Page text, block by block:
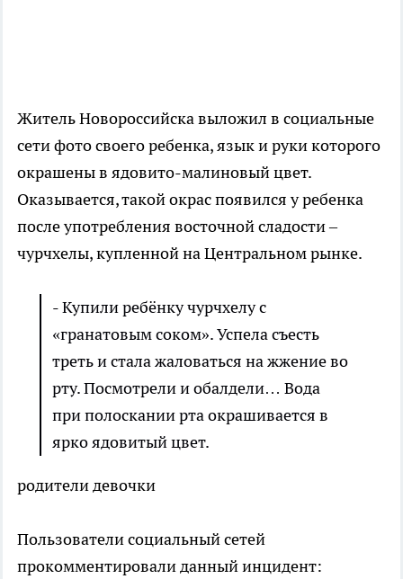
Житель Новороссийска выложил в социальные
сети фото своего ребенка, язык и руки которого
окрашены в ядовито-малиновый цвет.
Оказывается, такой окрас появился у ребенка
после употребления восточной сладости –
чурчхелы, купленной на Центральном рынке.
- Купили ребёнку чурчхелу с
«гранатовым соком». Успела съесть
треть и стала жаловаться на жжение во
рту. Посмотрели и обалдели… Вода
при полоскании рта окрашивается в
ярко ядовитый цвет.
родители девочки
Пользователи социальный сетей
прокомментировали данный инцидент: